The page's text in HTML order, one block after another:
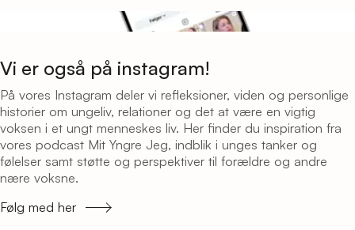
Vi er også på instagram!
På vores Instagram deler vi refleksioner, viden og personlige
historier om ungeliv, relationer og det at være en vigtig
voksen i et ungt menneskes liv. Her finder du inspiration fra
vores podcast Mit Yngre Jeg, indblik i unges tanker og
følelser samt støtte og perspektiver til forældre og andre
nære voksne.
Følg med her